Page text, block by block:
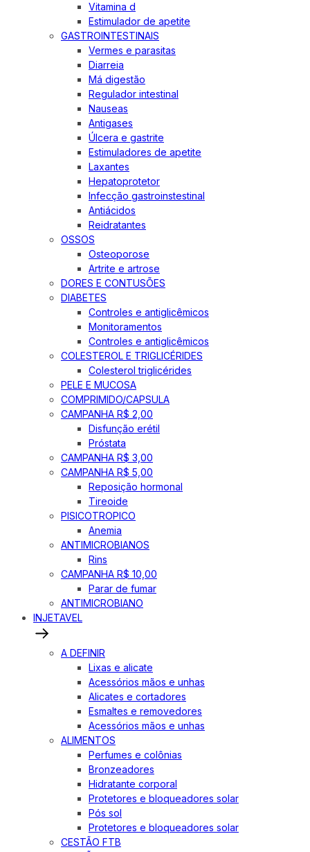
Vitamina d
Estimulador de apetite
GASTROINTESTINAIS
Vermes e parasitas
Diarreia
Má digestão
Regulador intestinal
Nauseas
Antigases
Úlcera e gastrite
Estimuladores de apetite
Laxantes
Hepatoprotetor
Infecção gastroinstestinal
Antiácidos
Reidratantes
OSSOS
Osteoporose
Artrite e artrose
DORES E CONTUSÕES
DIABETES
Controles e antiglicêmicos
Monitoramentos
Controles e antiglicêmicos
COLESTEROL E TRIGLICÉRIDES
Colesterol triglicérides
PELE E MUCOSA
COMPRIMIDO/CAPSULA
CAMPANHA R$ 2,00
Disfunção erétil
Próstata
CAMPANHA R$ 3,00
CAMPANHA R$ 5,00
Reposição hormonal
Tireoide
PISICOTROPICO
Anemia
ANTIMICROBIANOS
Rins
CAMPANHA R$ 10,00
Parar de fumar
ANTIMICROBIANO
INJETAVEL
A DEFINIR
Lixas e alicate
Acessórios mãos e unhas
Alicates e cortadores
Esmaltes e removedores
Acessórios mãos e unhas
ALIMENTOS
Perfumes e colônias
Bronzeadores
Hidratante corporal
Protetores e bloqueadores solar
Pós sol
Protetores e bloqueadores solar
CESTÃO FTB